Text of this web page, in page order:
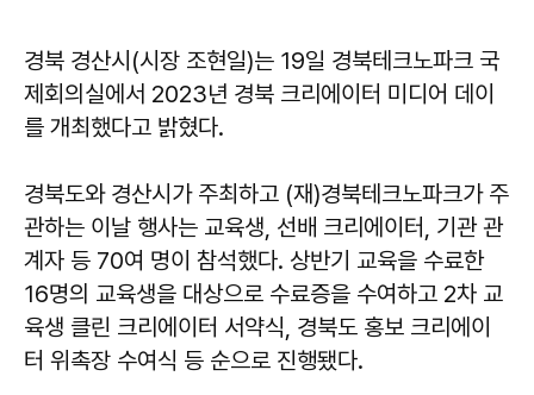
경북 경산시(시장 조현일)는 19일 경북테크노파크 국
제회의실에서 2023년 경북 크리에이터 미디어 데이
를 개최했다고 밝혔다.
경북도와 경산시가 주최하고 (재)경북테크노파크가 주
관하는 이날 행사는 교육생, 선배 크리에이터, 기관 관
계자 등 70여 명이 참석했다. 상반기 교육을 수료한
16명의 교육생을 대상으로 수료증을 수여하고 2차 교
육생 클린 크리에이터 서약식, 경북도 홍보 크리에이
터 위촉장 수여식 등 순으로 진행됐다.